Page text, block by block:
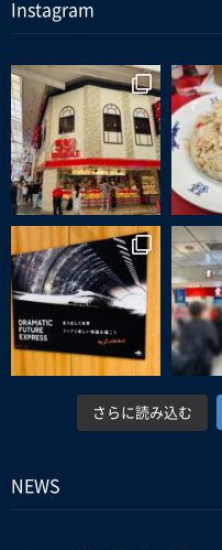
Instagram
さらに読み込む
NEWS